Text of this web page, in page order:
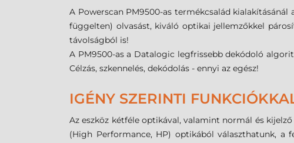
A Powerscan PM9500-as termékcsalád
függelten) olvasást, kiváló optikai jellemzőkkel
távolságból is!
A PM9500-as a Datalogic legfrissebb dekódoló
Célzás, szkennelés, dekódolás - ennyi az egész!
IGÉNY SZERINTI
Az eszköz kétféle optikával, valamint normál és
(High Performance, HP) optikából választhatunk,